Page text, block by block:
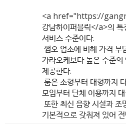
<a href="https://
강남하이퍼블릭</a>의 특
서비스 수준이다.
쩜오 업소에 비해 가격 부
가라오케보다 높은 수준
제공한다.
룸은 소형부터 대형까지
모임부터 단체 이용까지
또한 최신 음향 시설과 조
기본적으로 갖춰져 있어